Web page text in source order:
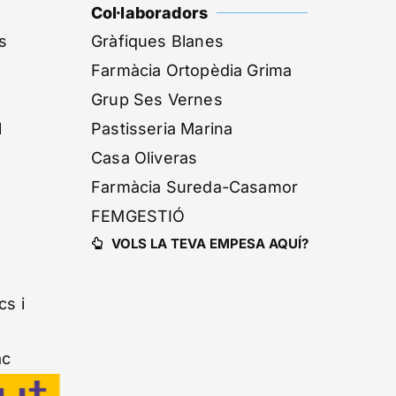
i
Col·laboradors
Gràfiques Blanes
Farmàcia Ortopèdia Grima
Grup Ses Vernes
Pastisseria Marina
Casa Oliveras
Farmàcia Sureda-Casamor
FEMGESTIÓ
VOLS LA TEVA EMPESA AQUÍ?